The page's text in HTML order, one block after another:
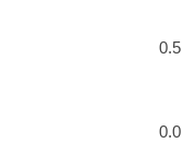
0.0
0.5